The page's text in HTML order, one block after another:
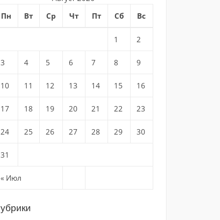
Пн
Вт Ср Чт Пт Сб Вс
« Июл
1 2
3 4 5 6 7 8 9
10 11 12 13 14 15 16
17 18 19 20 21 22 23
24 25 26 27 28 29 30
31